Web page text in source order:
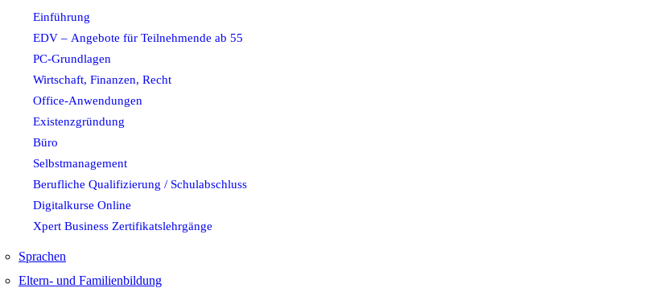
Einführung
EDV – Angebote für Teilnehmende ab 55
PC-Grundlagen
Wirtschaft, Finanzen, Recht
Office-Anwendungen
Existenzgründung
Büro
Selbstmanagement
Berufliche Qualifizierung / Schulabschluss
Digitalkurse Online
Xpert Business Zertifikatslehrgänge
Sprachen
Eltern- und Familienbildung